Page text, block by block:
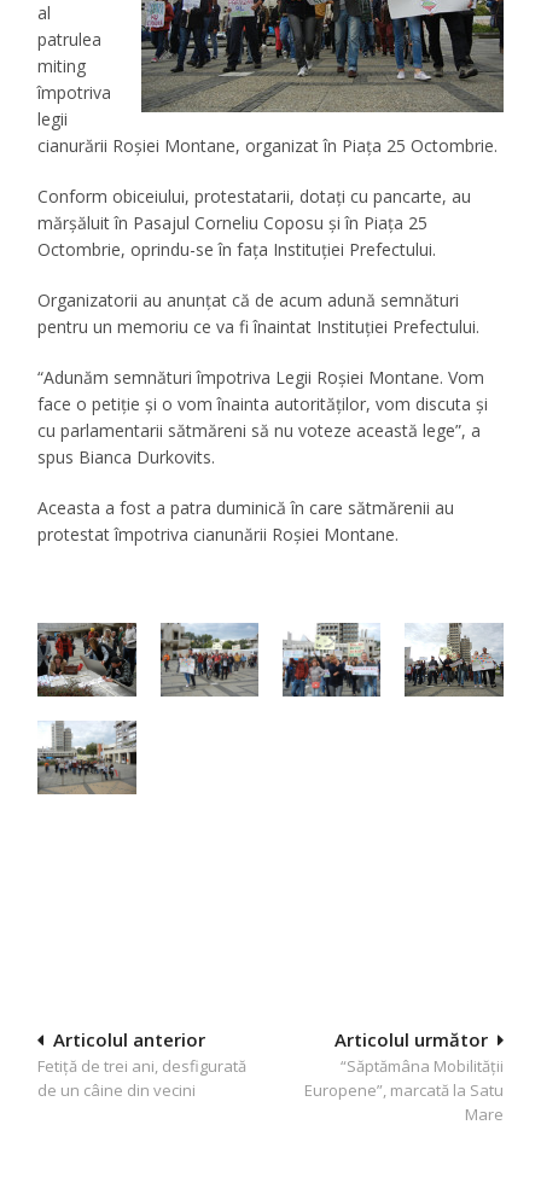
al
patrulea
miting
împotriva
legii
cianurării Roşiei Montane, organizat în Piața 25 Octombrie.
Conform obiceiului, protestatarii, dotați cu pancarte, au
mărşăluit în Pasajul Corneliu Coposu şi în Piaţa 25
Octombrie, oprindu-se în fața Instituţiei Prefectului.
Organizatorii au anunțat că de acum adună semnături
pentru un memoriu ce va fi înaintat Instituției Prefectului.
“Adunăm semnături împotriva Legii Roşiei Montane. Vom
face o petiţie şi o vom înainta autorităţilor, vom discuta şi
cu parlamentarii sătmăreni să nu voteze această lege”, a
spus Bianca Durkovits.
Aceasta a fost a patra duminică în care sătmărenii au
protestat împotriva cianunării Roşiei Montane.
Navigare
în
Articolul următor
“Săptămâna Mobilităţii
Europene”, marcată la Satu
Mare
Articolul anterior
Fetiţă de trei ani, desfigurată
de un câine din vecini